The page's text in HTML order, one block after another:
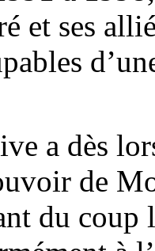
et ses
a dès
de
du coup